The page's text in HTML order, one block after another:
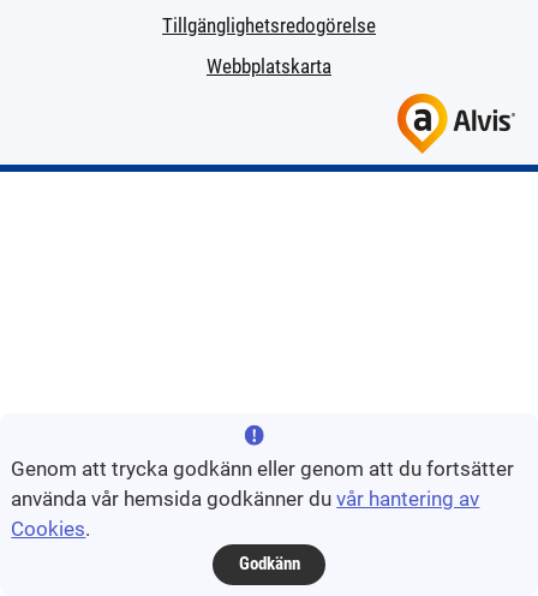
Tillgänglighetsredogörelse
Webbplatskarta
Genom att trycka godkänn eller genom att du fortsätter
använda vår hemsida godkänner duvår hantering av
Cookies.
Godkänn